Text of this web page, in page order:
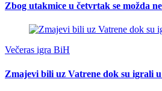
Zbog utakmice u četvrtak se možda
Večeras igra BiH
Zmajevi bili uz Vatrene dok su igrali